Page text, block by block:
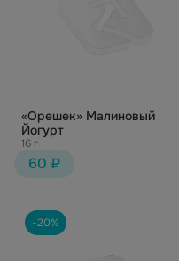
«Орешек» Малиновый
Йогурт
16 г
60 ₽
-20%